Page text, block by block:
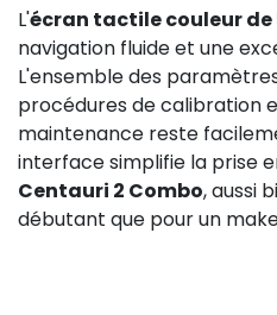
L'écran tactile couleur de
navigation fluide et une
L'ensemble des
procédures de calibration
maintenance reste
interface simplifie la prise
Centauri 2 Combo, aussi
débutant que pour un